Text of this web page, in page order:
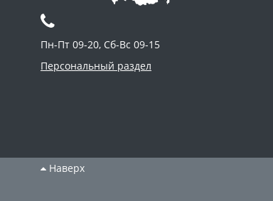
Пн-Пт 09-20, Сб-Вс 09-15
Персональный раздел
Наверх